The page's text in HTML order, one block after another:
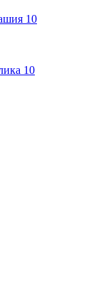
10
10